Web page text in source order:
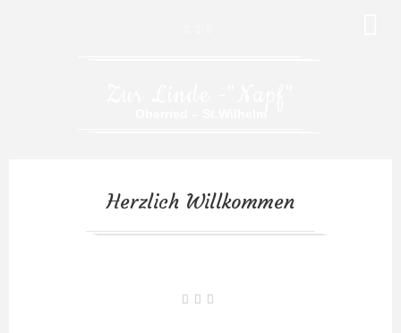
Herzlich Willkommen